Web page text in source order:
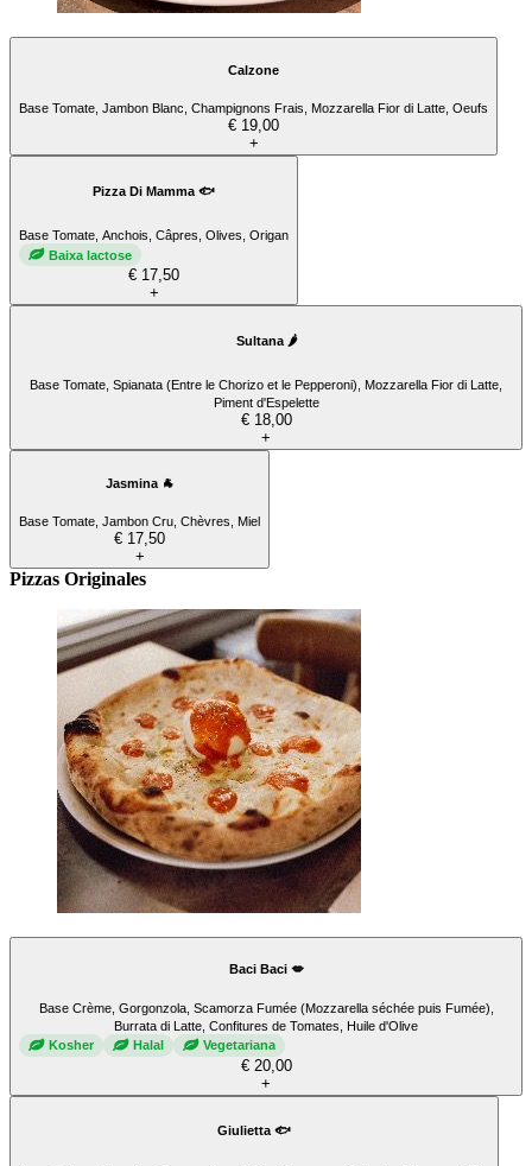
Calzone
Base Tomate, Jambon Blanc, Champignons Frais, Mozzarella Fior di Latte, Oeufs
€ 19,00
+
Pizza Di Mamma 🐟
Base Tomate, Anchois, Câpres, Olives, Origan
Baixa lactose
€ 17,50
+
Sultana 🌶️
Base Tomate, Spianata (Entre le Chorizo et le Pepperoni), Mozzarella Fior di Latte,
Piment d'Espelette
€ 18,00
+
Jasmina 🐐
Base Tomate, Jambon Cru, Chèvres, Miel
€ 17,50
+
Pizzas Originales
Baci Baci 💋
Base Crème, Gorgonzola, Scamorza Fumée (Mozzarella séchée puis Fumée),
Burrata di Latte, Confitures de Tomates, Huile d'Olive
Kosher
Halal Vegetariana
€ 20,00
+
Giulietta 🐟